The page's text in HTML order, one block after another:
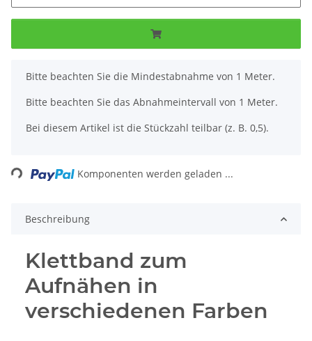
x
Bitte beachten Sie die Mindestabnahme von 1 Meter.
Bitte beachten Sie das Abnahmeintervall von 1 Meter.
Bei diesem Artikel ist die Stückzahl teilbar (z. B. 0,5).
Loading... Komponenten werden geladen ...
Beschreibung
Klettband zum
Aufnähen in
verschiedenen Farben